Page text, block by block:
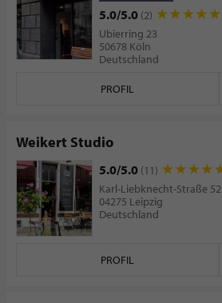
5.0/5.0 (2)
Ubierring 23
50678 Köln
Deutschland
PROFIL
Weikert Studio
5.0/5.0 (11)
Karl-Liebknecht-Straße 52
04275 Leipzig
Deutschland
PROFIL